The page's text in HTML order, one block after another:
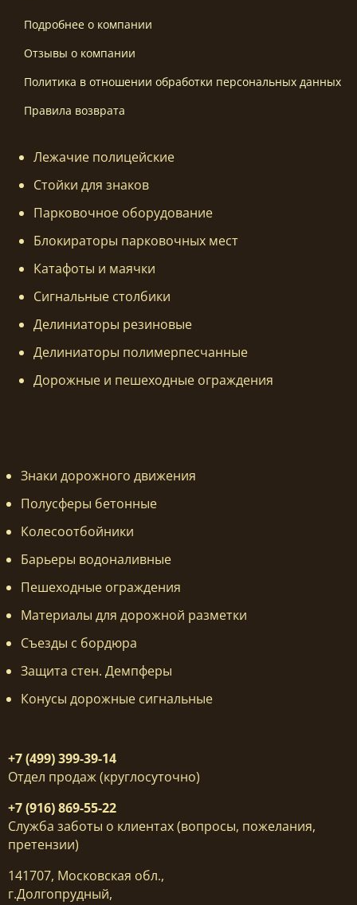
Подробнее о компании
Отзывы о компании
Политика в отношении обработки персональных данных
Правила возврата
Лежачие полицейские
Стойки для знаков
Парковочное оборудование
Блокираторы парковочных мест
Катафоты и маячки
Сигнальные столбики
Делиниаторы резиновые
Делиниаторы полимерпесчанные
Дорожные и пешеходные ограждения
Знаки дорожного движения
Полусферы бетонные
Колесоотбойники
Барьеры водоналивные
Пешеходные ограждения
Материалы для дорожной разметки
Съезды с бордюра
Защита стен. Демпферы
Конусы дорожные сигнальные
+7 (499) 399-39-14
Отдел продаж (круглосуточно)
+7 (916) 869-55-22
Служба заботы о клиентах (вопросы, пожелания,
претензии)
141707, Московская обл.,
г.Долгопрудный,